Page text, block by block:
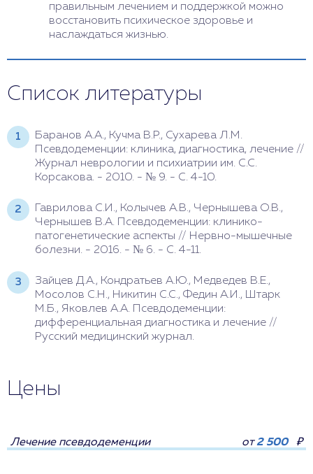
правильным лечением и поддержкой можно
восстановить психическое здоровье и
наслаждаться жизнью.
Список литературы
Баранов А.А., Кучма В.Р., Сухарева Л.М.
Псевдодеменции: клиника, диагностика, лечение //
Журнал неврологии и психиатрии им. С.С.
Корсакова. - 2010. - № 9. - С. 4-10.
Гаврилова С.И., Колычев А.В., Чернышева О.В.,
Чернышев В.А. Псевдодеменции: клинико-
патогенетические аспекты // Нервно-мышечные
болезни. - 2016. - № 6. - С. 4-11.
Зайцев Д.А., Кондратьев А.Ю., Медведев В.Е.,
Мосолов С.Н., Никитин С.С., Федин А.И., Штарк
М.Б., Яковлев А.А. Псевдодеменции:
дифференциальная диагностика и лечение //
Русский медицинский журнал.
Цены
Лечение псевдодеменции от2 500 ₽